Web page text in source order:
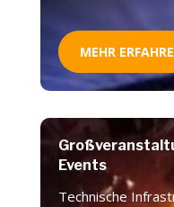
MEHR
Events
Technische